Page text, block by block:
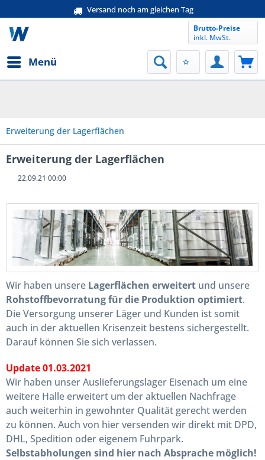
Versand noch am gleichen Tag
Menü
Brutto-Preise
inkl. MwSt.
Erweiterung der Lagerflächen
Erweiterung der Lagerflächen
22.09.21 00:00
Wir haben unsere Lagerflächen erweitert und unsere
Rohstoffbevorratung für die Produktion optimiert.
Die Versorgung unserer Läger und Kunden ist somit
auch in der aktuellen Krisenzeit bestens sichergestellt.
Darauf können Sie sich verlassen.
Update 01.03.2021
Wir haben unser Auslieferungslager Eisenach um eine
weitere Halle erweitert um der aktuellen Nachfrage
auch weiterhin in gewohnter Qualität gerecht werden
zu können. Auch von hier versenden wir direkt mit DPD,
DHL, Spedition oder eigenem Fuhrpark.
Selbstabholungen sind hier nach Absprache möglich!